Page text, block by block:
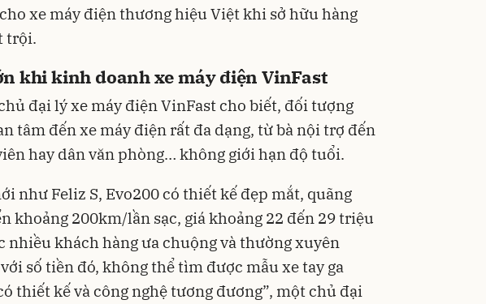
xe máy điện thương hiệu Việt khi sở hữu hàng
trội.
khi kinh doanh xe máy điện VinFast
đại lý xe máy điện VinFast cho biết, đối tượng
tâm đến xe máy điện rất đa dạng, từ bà nội trợ đến
hay dân văn phòng… không giới hạn độ tuổi.
như Feliz S, Evo200 có thiết kế đẹp mắt, quãng
khoảng 200km/lần sạc, giá khoảng 22 đến 29 triệu
nhiều khách hàng ưa chuộng và thường xuyên
số tiền đó, không thể tìm được mẫu xe tay ga
thiết kế và công nghệ tương đương”, một chủ đại